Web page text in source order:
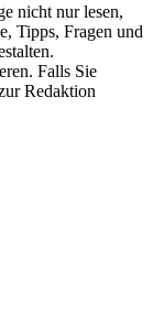
nicht nur lesen,
Tipps, Fragen und
Falls Sie
Redaktion